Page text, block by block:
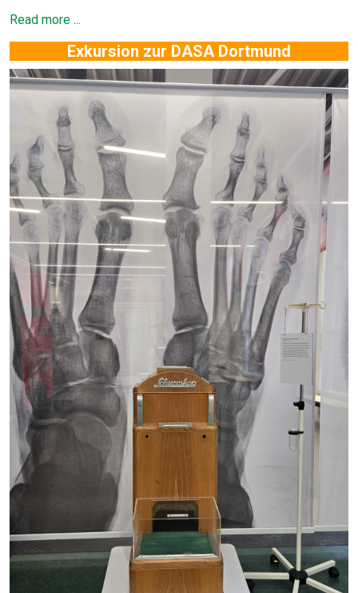
Read more ...
Exkursion zur DASA Dortmund